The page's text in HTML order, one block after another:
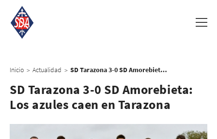
Inicio > Actualidad > SD Tarazona 3-0 SD Amorebieta: Los azules caen en Tarazona
SD Tarazona 3-0 SD Amorebieta:
Los azules caen en Tarazona